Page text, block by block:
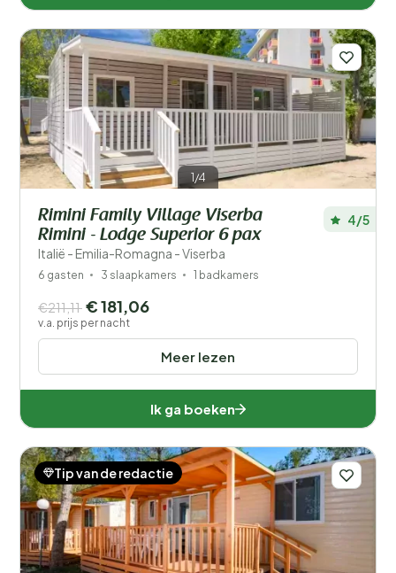
1/4
Rimini Family Village Viserba
Rimini - Lodge Superior 6 pax
Italië - Emilia-Romagna - Viserba
4/5
6 gasten 3 slaapkamers 1 badkamers
Meer lezen
€211,11 € 181,06
v.a. prijs per nacht
Ik ga boeken
Tip van de redactie